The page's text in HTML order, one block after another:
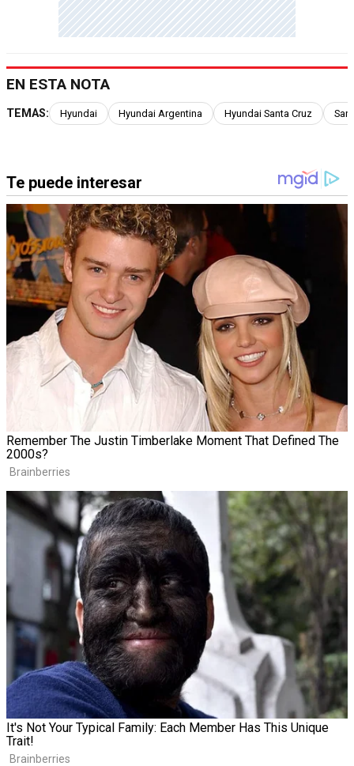
EN ESTA NOTA
TEMAS: Hyundai Hyundai Argentina Hyundai Santa Cruz